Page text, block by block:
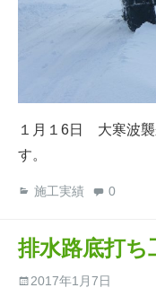
１月１6日 大寒波
す。
施工実績 0
排水路底打ち
2017年1月7日